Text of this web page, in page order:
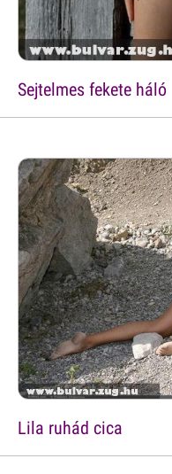
Sejtelmes fekete háló
Lila ruhád cica